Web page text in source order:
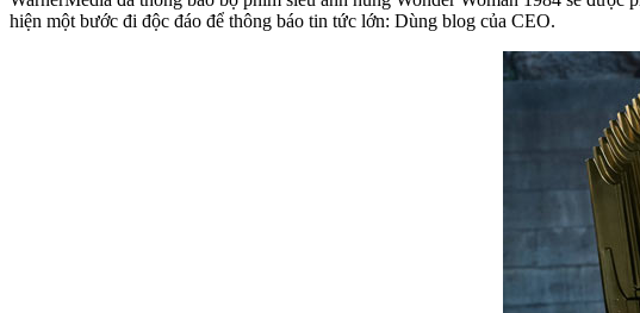
hiện một bước đi độc đáo để thông báo tin tức lớn: Dùng blog của CEO.